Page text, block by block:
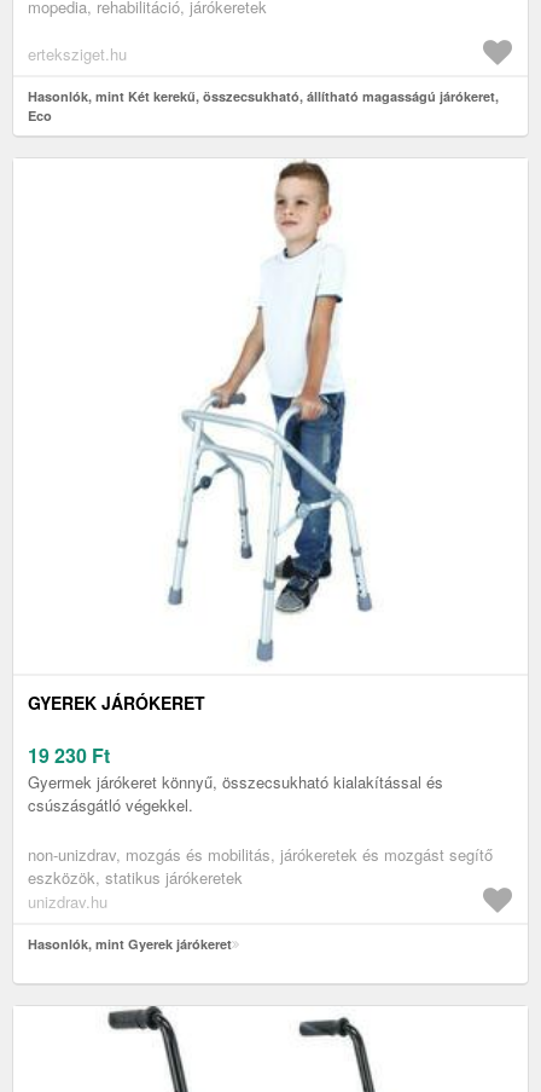
mopedia, rehabilitáció, járókeretek
erteksziget.hu
Hasonlók, mint Két kerekű, összecsukható, állítható magasságú járókeret,
Eco
GYEREK JÁRÓKERET
19 230 Ft
Gyermek járókeret könnyű, összecsukható kialakítással és
csúszásgátló végekkel.
non-unizdrav, mozgás és mobilitás, járókeretek és mozgást segítő
eszközök, statikus járókeretek
unizdrav.hu
Hasonlók, mint Gyerek járókeret